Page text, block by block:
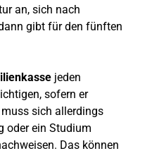
an, sich nach
gibt für den fünften
jeden
sofern er
sich allerdings
oder ein Studium
Das können